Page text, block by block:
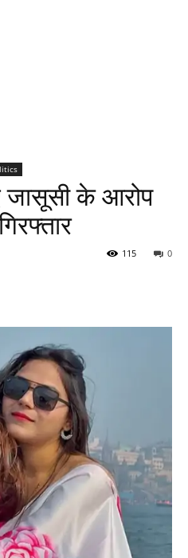
जासूसी के आरोप
0
115